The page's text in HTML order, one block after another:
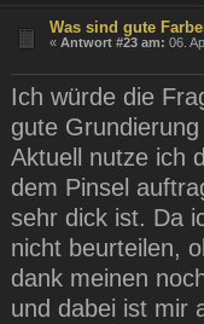
Was sind gute
«Antwort #23 am: 06.
Ich würde die
gute Grundierung
Aktuell nutze ich
dem Pinsel
sehr dick ist. Da
nicht beurteilen,
dank meinen
und dabei ist mir